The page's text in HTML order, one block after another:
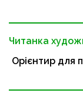
Читанка
Орієнтир для